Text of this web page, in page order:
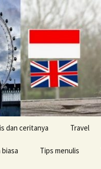
dan ceritanya Travel
Tips menulis